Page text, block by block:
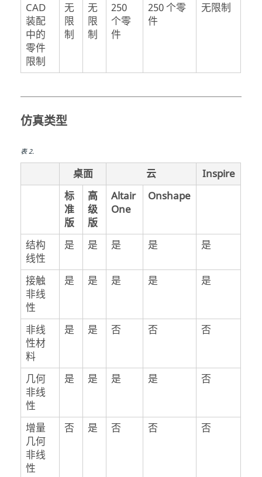
CAD
装配
中的
零件
限制
无
限
制
无
限
制
250
个零
件
250 个零
件
无限制
仿真类型
表2.
桌面 云
Inspire
标
准
版
高
级
版
Altair
One
Onshape
结构
线性
是 是 是 是 是
接触
非线
性
是 是 是 是 是
非线
性材
料
是 是 否 否 否
几何
非线
性
是 是 是 是 否
增量
几何
非线
性
否 是 否 否 否